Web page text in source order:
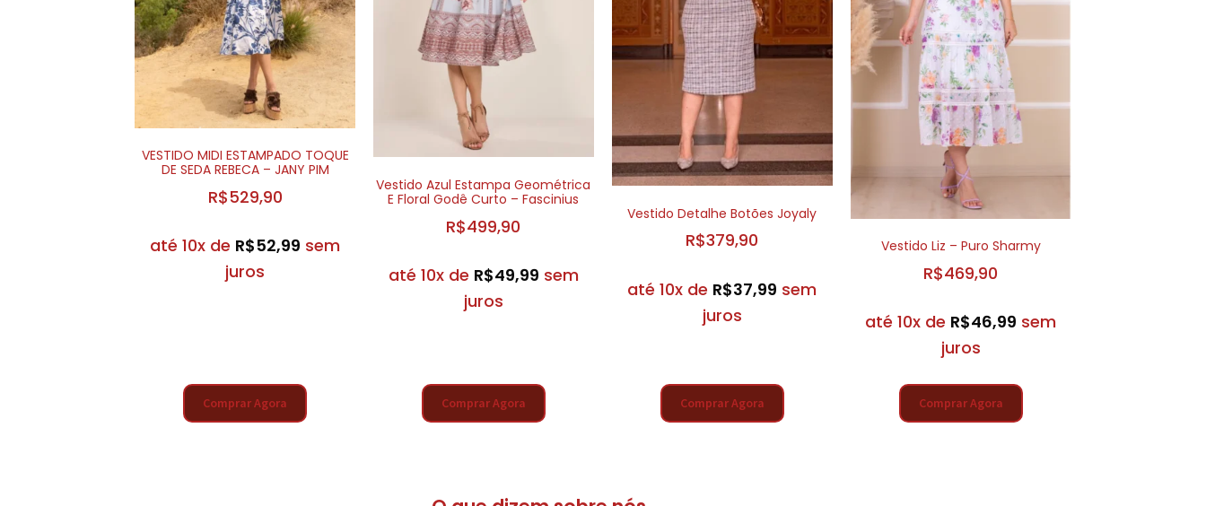
VESTIDO MIDI ESTAMPADO TOQUE
DE SEDA REBECA – JANY PIM
R$529,90
até 10x de R$52,99 sem
juros
Comprar Agora
Vestido Azul Estampa Geométrica
E Floral Godê Curto – Fascinius
R$499,90
até 10x de R$49,99 sem
juros
Comprar Agora
Vestido Detalhe Botões Joyaly
R$379,90
até 10x de R$37,99 sem
juros
Comprar Agora
Vestido Liz – Puro Sharmy
R$469,90
até 10x de R$46,99 sem
juros
Comprar Agora